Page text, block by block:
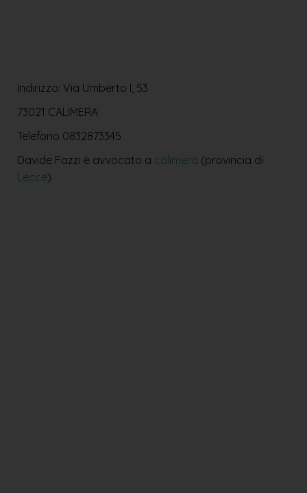
Indirizzo: Via Umberto I, 53
73021 CALIMERA
Telefono 0832873345
Davide Fazzi è avvocato a calimera (provincia di
Lecce)